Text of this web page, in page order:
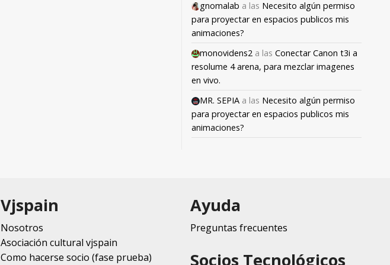
gnomalab a las Necesito algún permiso
para proyectar en espacios publicos mis
animaciones?
monovidens2 a las Conectar Canon t3i a
resolume 4 arena, para mezclar imagenes
en vivo.
MR. SEPIA a las Necesito algún permiso
para proyectar en espacios publicos mis
animaciones?
Vjspain
Nosotros
Asociación cultural vjspain
Como hacerse socio (fase prueba)
Ayuda
Preguntas frecuentes
Socios Tecnológicos